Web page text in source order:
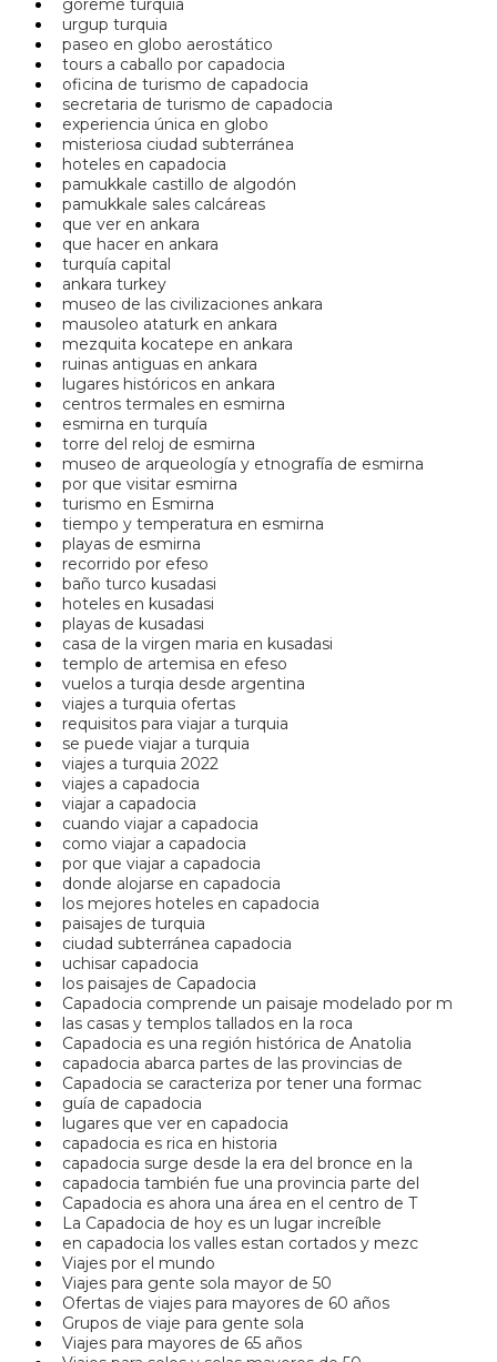
goreme turquia
urgup turquia
paseo en globo aerostático
tours a caballo por capadocia
oficina de turismo de capadocia
secretaria de turismo de capadocia
experiencia única en globo
misteriosa ciudad subterránea
hoteles en capadocia
pamukkale castillo de algodón
pamukkale sales calcáreas
que ver en ankara
que hacer en ankara
turquía capital
ankara turkey
museo de las civilizaciones ankara
mausoleo ataturk en ankara
mezquita kocatepe en ankara
ruinas antiguas en ankara
lugares históricos en ankara
centros termales en esmirna
esmirna en turquía
torre del reloj de esmirna
museo de arqueología y etnografía de esmirna
por que visitar esmirna
turismo en Esmirna
tiempo y temperatura en esmirna
playas de esmirna
recorrido por efeso
baño turco kusadasi
hoteles en kusadasi
playas de kusadasi
casa de la virgen maria en kusadasi
templo de artemisa en efeso
vuelos a turqia desde argentina
viajes a turquia ofertas
requisitos para viajar a turquia
se puede viajar a turquia
viajes a turquia 2022
viajes a capadocia
viajar a capadocia
cuando viajar a capadocia
como viajar a capadocia
por que viajar a capadocia
donde alojarse en capadocia
los mejores hoteles en capadocia
paisajes de turquia
ciudad subterránea capadocia
uchisar capadocia
los paisajes de Capadocia
Capadocia comprende un paisaje modelado por m
las casas y templos tallados en la roca
Capadocia es una región histórica de Anatolia
capadocia abarca partes de las provincias de
Capadocia se caracteriza por tener una formac
guía de capadocia
lugares que ver en capadocia
capadocia es rica en historia
capadocia surge desde la era del bronce en la
capadocia también fue una provincia parte del
Capadocia es ahora una área en el centro de T
La Capadocia de hoy es un lugar increíble
en capadocia los valles estan cortados y mezc
Viajes por el mundo
Viajes para gente sola mayor de 50
Ofertas de viajes para mayores de 60 años
Grupos de viaje para gente sola
Viajes para mayores de 65 años